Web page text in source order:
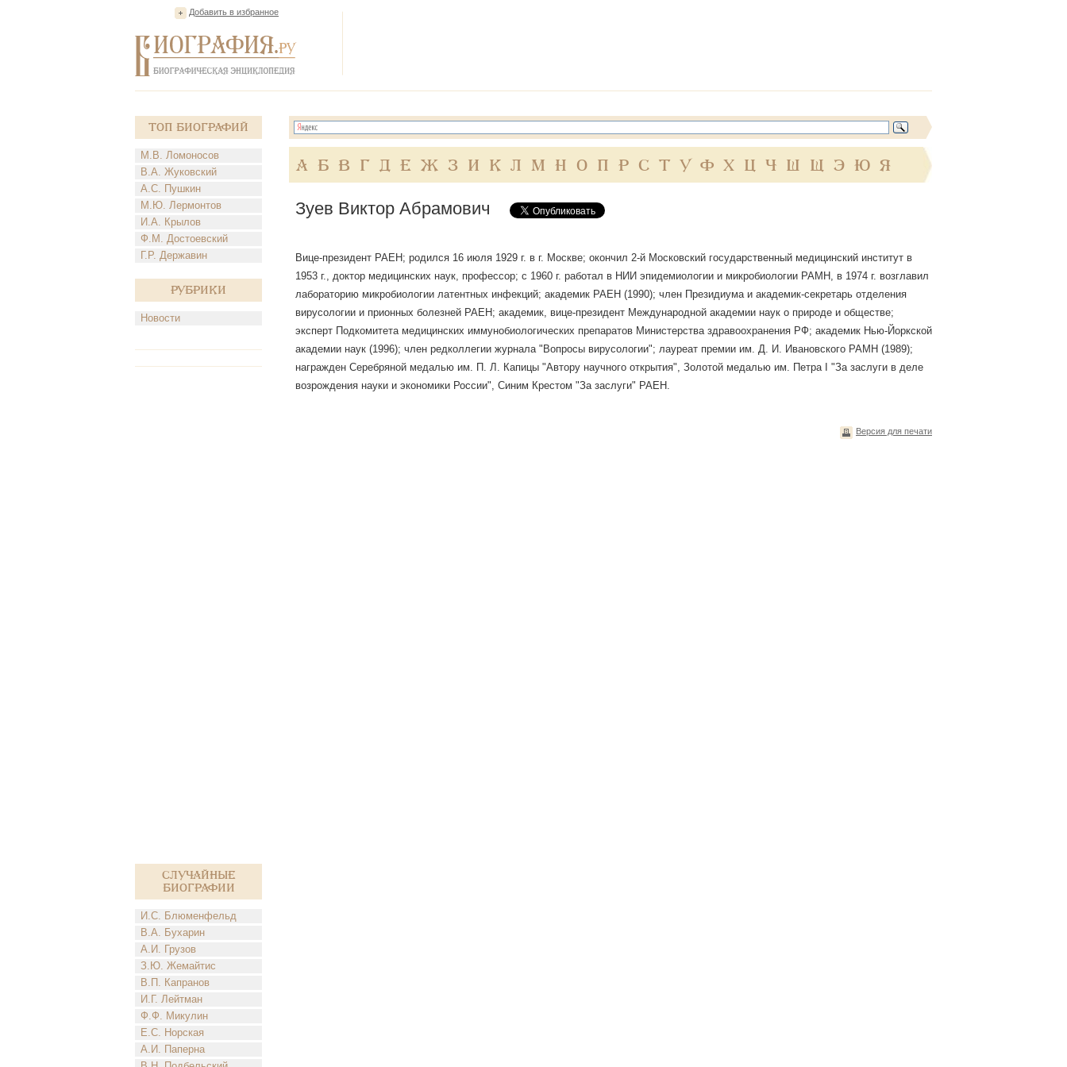
Добавить в избранное
Топ Биографий
М.В. Ломоносов
В.А. Жуковский
А.С. Пушкин
М.Ю. Лермонтов
И.А. Крылов
Ф.М. Достоевский
Г.Р. Державин
Рубрики
Новости
Случайные
биографии
И.С. Блюменфельд
В.А. Бухарин
А.И. Грузов
З.Ю. Жемайтис
В.П. Капранов
И.Г. Лейтман
Ф.Ф. Микулин
Е.С. Норская
А.И. Паперна
А Б В Г Д Е Ж З И К Л М Н О П Р С Т У Ф Х Ц Ч Ш Щ Э Ю Я
Зуев Виктор Абрамович
Вице-президент РАЕН; родился 16 июля 1929 г. в г. Москве; окончил 2-й Московский государственный медицинский институт в
1953 г., доктор медицинских наук, профессор; с 1960 г. работал в НИИ эпидемиологии и микробиологии РАМН, в 1974 г. возглавил
лабораторию микробиологии латентных инфекций; академик РАЕН (1990); член Президиума и академик-секретарь отделения
вирусологии и прионных болезней РАЕН; академик, вице-президент Международной академии наук о природе и обществе;
эксперт Подкомитета медицинских иммунобиологических препаратов Министерства здравоохранения РФ; академик Нью-Йоркской
академии наук (1996); член редколлегии журнала "Вопросы вирусологии"; лауреат премии им. Д. И. Ивановского РАМН (1989);
награжден Серебряной медалью им. П. Л. Капицы "Автору научного открытия", Золотой медалью им. Петра I "За заслуги в деле
возрождения науки и экономики России", Синим Крестом "За заслуги" РАЕН.
Версия для печати